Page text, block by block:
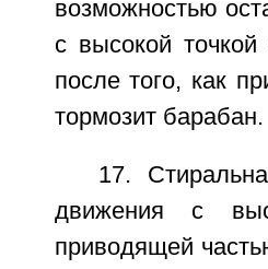
возможностью
с высокой
после того, как
тормозит барабан.
17.
движения с
приводящей